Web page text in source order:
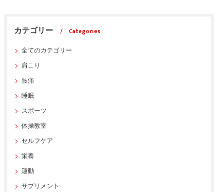
カテゴリー
Categories
全てのカテゴリー
肩こり
腰痛
睡眠
スポーツ
体操教室
セルフケア
栄養
運動
サプリメント